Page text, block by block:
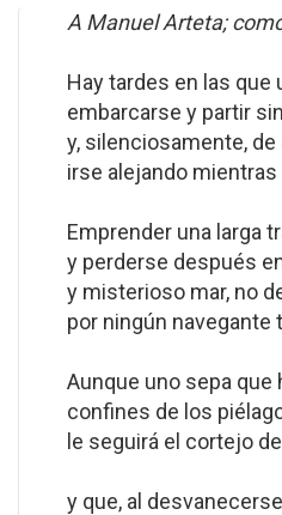
A Manuel Arteta;
Hay tardes en las que
embarcarse y partir
y, silenciosamente, de
irse alejando mientras
Emprender una larga
y perderse después
y misterioso mar, no
por ningún navegante
Aunque uno sepa
confines de los
le seguirá el cortejo
y que, al